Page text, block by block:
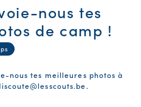
nous tes
de camp !
nous tes meilleures photos à
.